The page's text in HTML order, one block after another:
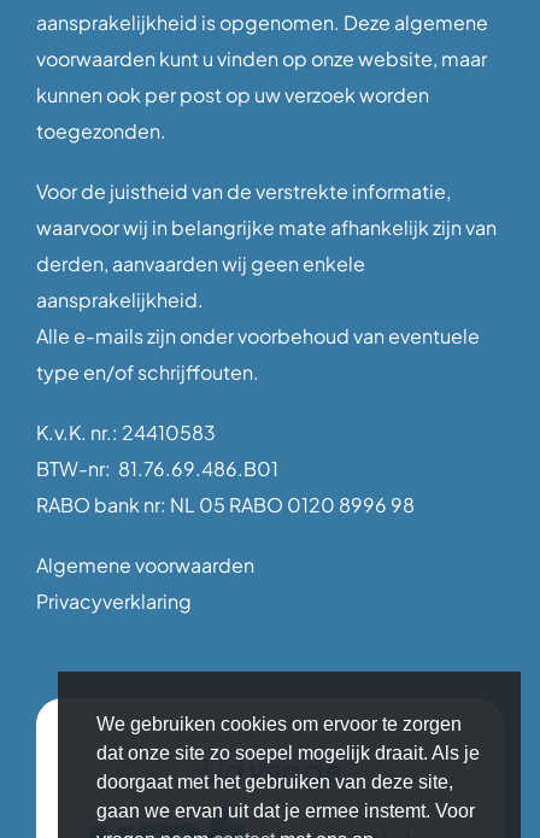
aansprakelijkheid is opgenomen. Deze algemene
voorwaarden kunt u vinden op onze website, maar
kunnen ook per post op uw verzoek worden
toegezonden.
Voor de juistheid van de verstrekte informatie,
waarvoor wij in belangrijke mate afhankelijk zijn van
derden, aanvaarden wij geen enkele
aansprakelijkheid.
Alle e-mails zijn onder voorbehoud van eventuele
type en/of schrijffouten.
K.v.K. nr.: 24410583
BTW-nr: 81.76.69.486.B01
RABO bank nr: NL 05 RABO 0120 8996 98
Algemene voorwaarden
Privacyverklaring
Lid van de
We gebruiken cookies om ervoor te zorgen
dat onze site zo soepel mogelijk draait. Als je
doorgaat met het gebruiken van deze site,
gaan we ervan uit dat je ermee instemt. Voor